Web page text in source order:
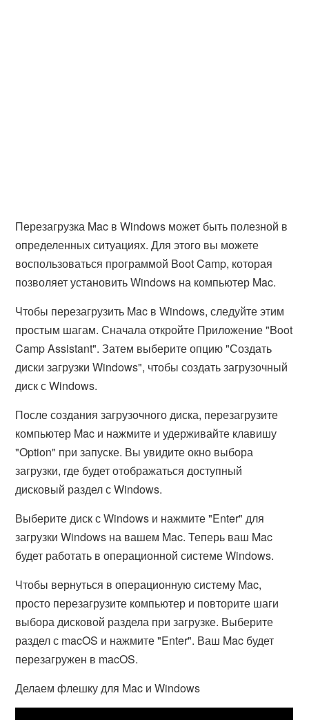
Перезагрузка Mac в Windows может быть полезной в
определенных ситуациях. Для этого вы можете
воспользоваться программой Boot Camp, которая
позволяет установить Windows на компьютер Mac.
Чтобы перезагрузить Mac в Windows, следуйте этим
простым шагам. Сначала откройте Приложение "Boot
Camp Assistant". Затем выберите опцию "Создать
диски загрузки Windows", чтобы создать загрузочный
диск с Windows.
После создания загрузочного диска, перезагрузите
компьютер Mac и нажмите и удерживайте клавишу
"Option" при запуске. Вы увидите окно выбора
загрузки, где будет отображаться доступный
дисковый раздел с Windows.
Выберите диск с Windows и нажмите "Enter" для
загрузки Windows на вашем Mac. Теперь ваш Mac
будет работать в операционной системе Windows.
Чтобы вернуться в операционную систему Mac,
просто перезагрузите компьютер и повторите шаги
выбора дисковой раздела при загрузке. Выберите
раздел с macOS и нажмите "Enter". Ваш Mac будет
перезагружен в macOS.
Делаем флешку для Mac и Windows